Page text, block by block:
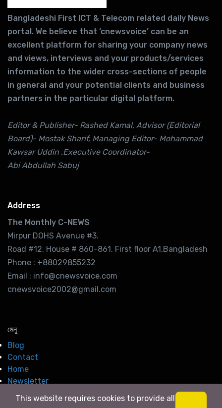
Bangladeshi First ICT & Telecom related daily News
portal. We believe that ‘cnewsvoice’ can be an
excellent platform for sharing your company news
and views, interviews and your products/services
information to the wider cross-sections of people
in general and your potential clients and business
partners in the particular digital platform.
Editor & Publisher- Rashed Kamal, Advisor (Editorial
Board)- Mostak Sharif, Managing Editor- Mohammad
Kawsar Uddin ,Executive Coordinator-
Abi Abdullah Sabuj
Address
The Monthly C-NEWS
Mirpur DOHS Avenue #3.
Road #12. House # 860-861. First floor A1,Bangladesh
Phone : +88029855232
Email : info@cnewsvoice.com
cnewsvoice2002@gmail.com
মেনু
Blog
Contact
Home
Newsletter
This website requires cookies to provide all